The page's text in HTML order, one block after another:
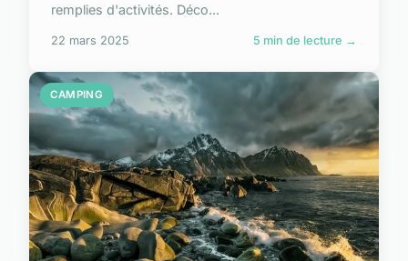
remplies d'activités. Déco...
22 mars 2025 5 min de lecture →
CAMPING